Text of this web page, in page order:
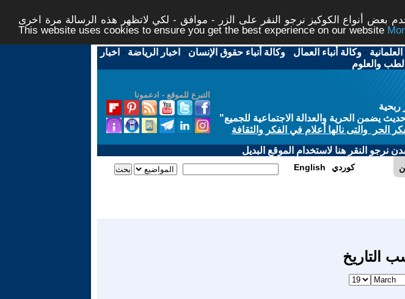
بعض أنواع الكوكيز نرجو النقر على الزر - موافق - لكي لاتظهر هذه الرسالة مرة اخرى -
This website uses cookies to ensure you get the best experience on our website
-وكالة أنباء العمال -وكالة أنباء حقوق الإنسان - اخبار الرياضة - اخبار
الطب والعلوم
التبرع للموقع - ادعمونا
ربحية
يضمن الحرية والعدالة الاجتماعية للجميع"
الحر والتى نالها أعلام في الفكر والثقافة
نرجو النقر هنا لاستخدام الموقع البديل
English كوردي
التاريخ